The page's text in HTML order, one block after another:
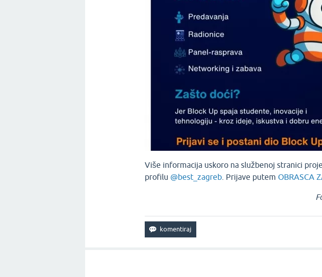
Više informacija uskoro na službenoj stranici
profilu @best_zagreb . Prijave putem OBRASCA